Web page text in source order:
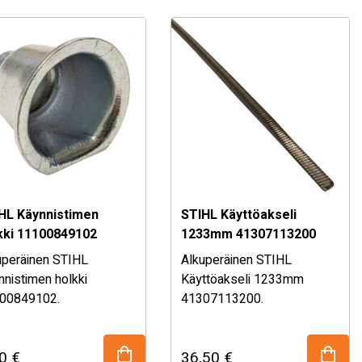
osan sopivuudesta, kysy
myymälästämme!
Käynnistimen
11100849102
STIHL
holkki
STIHL Käyttöakseli
1233mm 41307113200
Alkuperäinen STIHL
Käyttöakseli 1233mm
41307113200.
sopivuustaulukko alhaalta!